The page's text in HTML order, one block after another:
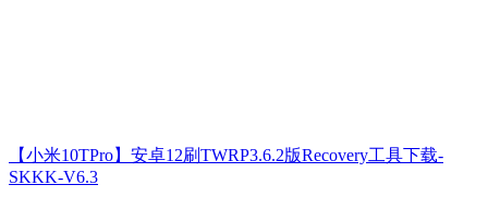
【小米10TPro】安卓12刷TWRP3.6.2版Recovery工具下载-
SKKK-V6.3